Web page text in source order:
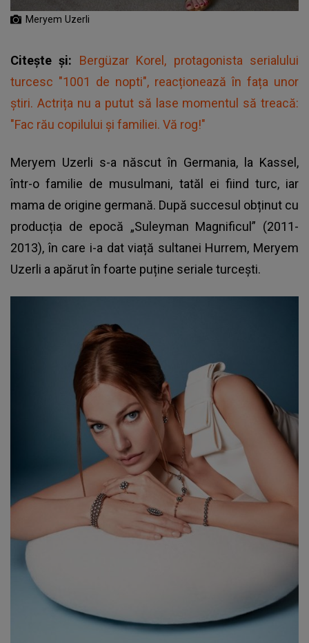
Meryem Uzerli
Citește și: Bergüzar Korel, protagonista serialului
turcesc "1001 de nopti", reacționează în fața unor
știri. Actrița nu a putut să lase momentul să treacă:
"Fac rău copilului și familiei. Vă rog!"
Meryem Uzerli s-a născut în Germania, la Kassel,
într-o familie de musulmani, tatăl ei fiind turc, iar
mama de origine germană. După succesul obținut cu
producția de epocă „Suleyman Magnificul” (2011-
2013), în care i-a dat viață sultanei Hurrem, Meryem
Uzerli a apărut în foarte puține seriale turcești.